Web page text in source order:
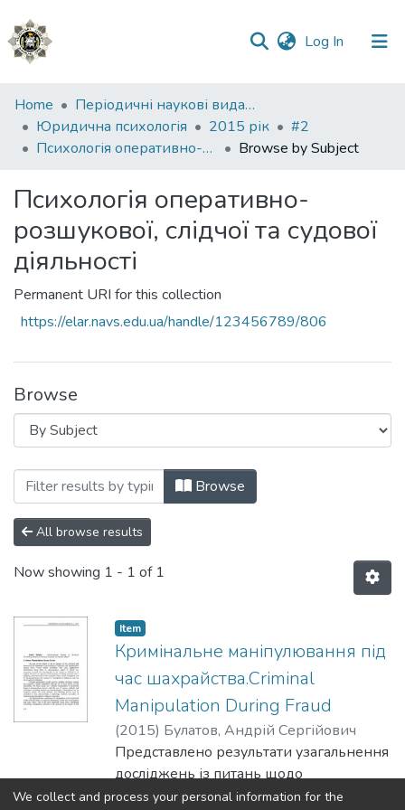
Log In (current)
Communities
&
Collections
Home
Періодичні наукові видання НАВС
Юридична психологія
2015 рік
#2
Психологія оперативно-розшукової, слідчої та судової діяльності
Browse by Subject
Психологія оперативно-
розшукової, слідчої та судової
діяльності
Permanent URI for this collection
https://elar.navs.edu.ua/handle/123456789/806
Browse
Browsing Психологія оперативно-
Browse
All browse results
Now showing 1 - 1 of 1
Item
Кримінальне маніпулювання під
час шахрайства.Criminal
Manipulation During Fraud
(2015) Булатов, Андрій Сергійович
Представлено результати узагальнення
досліджень із питань щодо
психологічного впливу, обману й
We collect and process your personal information for the